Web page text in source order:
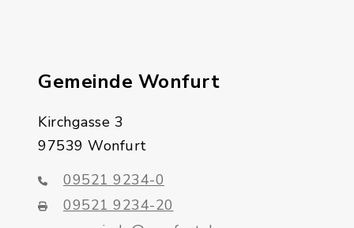
Gemeinde Wonfurt
Kirchgasse 3
97539 Wonfurt
09521 9234-0
09521 9234-20